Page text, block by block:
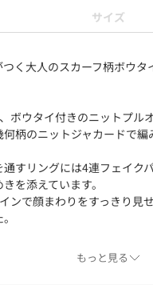
サイズ
く大人のスカーフ柄ボウタ
ボウタイ付きのニットプルオ
柄のニットジャカードで
通すリングには4連フェイク
を添えています。
ンで顔まわりをすっきり見
もっと見る